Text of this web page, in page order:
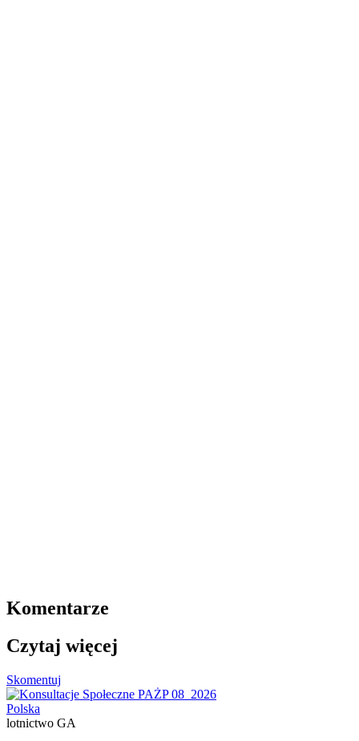
Komentarze
Czytaj więcej
Skomentuj
Polska
lotnictwo GA